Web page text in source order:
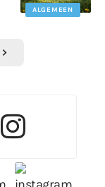
ALGEMEEN